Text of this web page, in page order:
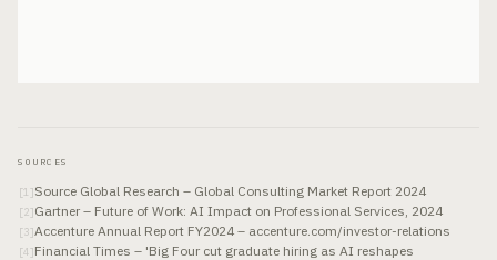
SOURCES
[1 ]Source Global Research – Global Consulting Market Report 2024
[2]Gartner – Future of Work: AI Impact on Professional Services, 2024
[ 3]Accenture Annual Report FY2024 – accenture.com/investor-relations
[4 ]Financial Times – 'Big Four cut graduate hiring as AI reshapes